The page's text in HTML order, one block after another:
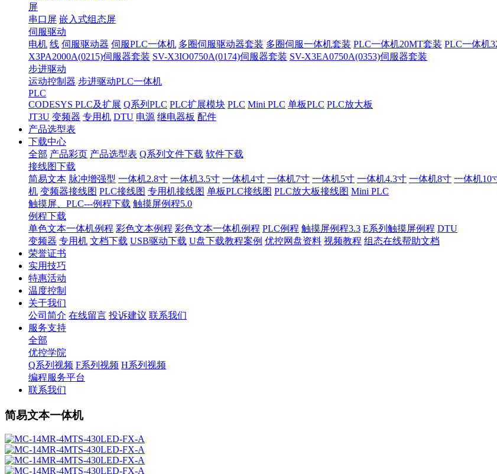
屏
串口屏 嵌入式组态屏
伺服驱动
电机 线 伺服驱动器 伺服PLC一体机 多圈伺服驱动器套装 多圈伺服一体机套装 PLC一体机20MT套装 PLC一体机
X3PA2000A(0215)伺服器套装 SV-X3IO0750A(0174)伺服器套装 SV-X3EA0750A(0353)伺服器套装
步进驱动
运动控制器 步进驱动PLC一体机
PLC
CODESYS PLC及扩展 Q系列PLC PLC扩展模块 PLC Mini PLC 单板PLC PLC放大板
JT3U 变频器 专用机 DTU 电源 继电器板 配件
产品选型表
下载中心
全部 产品彩页 产品选型表 Q系列文件下载 软件下载
接线图下载
简易文本 脉冲增强型 一体机2.8寸 一体机3.5寸 一体机4寸 一体机7寸 一体机5寸 一体机4.3寸 一体机8寸 一体机10
机 变频器接线图 PLC接线图 专用机接线图 单板PLC接线图 PLC放大板接线图 Mini PLC
触摸屏、PLC---例程下载 触摸屏例程5.0
例程下载
单色文本一体机例程 彩色文本例程 彩色文本一体机例程 PLC例程 触摸屏例程3.3 E系列触摸屏例程 DTU
变频器 专用机 文档下载 USB驱动下载 U盘下载教程案例 优控网盘资料 视频教程 组态在线帮助文档
荣誉证书
实用技巧
特惠活动
温度控制
关于我们
公司简介 在线留言 投诉建议 联系我们
服务支持
全部
优控学院
Q系列视频 F系列视频 H系列视频
编程服务平台
联系我们
简易文本一体机